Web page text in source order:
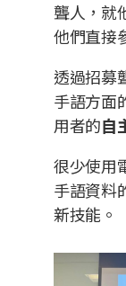
聾人，就
他們直接
透過招募
手語方面
用者的自
很少使用
手語資料
新技能。